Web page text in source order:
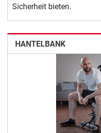
Sicherheit bieten.
HANTELBANK